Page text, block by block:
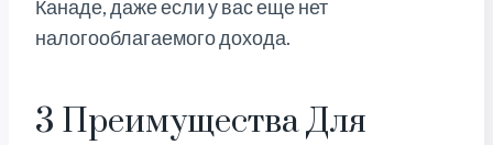
Канаде, даже если у вас еще нет
налогооблагаемого дохода.
3 Преимущества Для